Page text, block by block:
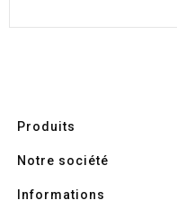
Produits
Notre société
Informations